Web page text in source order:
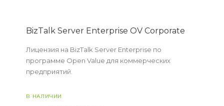
BizTalk Server Enterprise OV Corporate
Лицензия на BizTalk Server Enterprise по
программе Open Value для коммерческих
предприятий.
В НАЛИЧИИ